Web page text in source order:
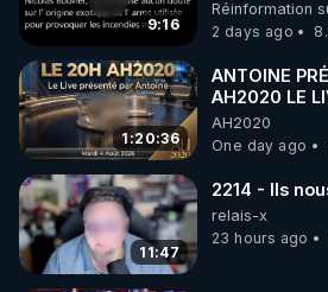
9:16
débuté le 11
?
Réinformation
2 days ago
1:20:36
ANTOINE
AH2020 LE LIVE
04/08/2026***
GRAND
MARCHE 📷
AH2020
One day ago
11:47
2214 - Ils
relais-x
23 hours ago